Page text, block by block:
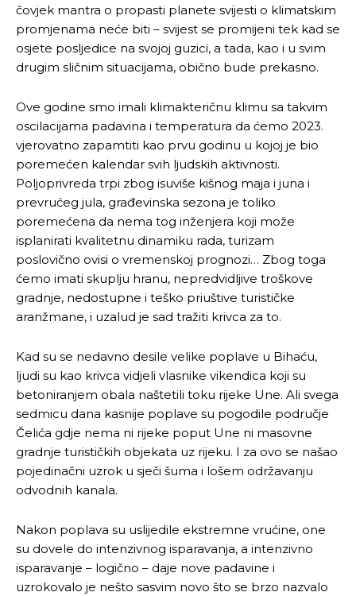
čovjek mantra o propasti planete svijesti o klimatskim
promjenama neće biti – svijest se promijeni tek kad se
osjete posljedice na svojoj guzici, a tada, kao i u svim
drugim sličnim situacijama, obično bude prekasno.
Ove godine smo imali klimakteričnu klimu sa takvim
oscilacijama padavina i temperatura da ćemo 2023.
vjerovatno zapamtiti kao prvu godinu u kojoj je bio
poremećen kalendar svih ljudskih aktivnosti.
Poljoprivreda trpi zbog isuviše kišnog maja i juna i
prevrućeg jula, građevinska sezona je toliko
poremećena da nema tog inženjera koji može
isplanirati kvalitetnu dinamiku rada, turizam
poslovično ovisi o vremenskoj prognozi… Zbog toga
ćemo imati skuplju hranu, nepredvidljive troškove
gradnje, nedostupne i teško priuštive turističke
aranžmane, i uzalud je sad tražiti krivca za to.
Kad su se nedavno desile velike poplave u Bihaću,
ljudi su kao krivca vidjeli vlasnike vikendica koji su
betoniranjem obala naštetili toku rijeke Une. Ali svega
sedmicu dana kasnije poplave su pogodile područje
Čelića gdje nema ni rijeke poput Une ni masovne
gradnje turističkih objekata uz rijeku. I za ovo se našao
pojedinačni uzrok u sječi šuma i lošem održavanju
odvodnih kanala.
Nakon poplava su uslijedile ekstremne vrućine, one
su dovele do intenzivnog isparavanja, a intenzivno
isparavanje – logično – daje nove padavine i
uzrokovalo je nešto sasvim novo što se brzo nazvalo